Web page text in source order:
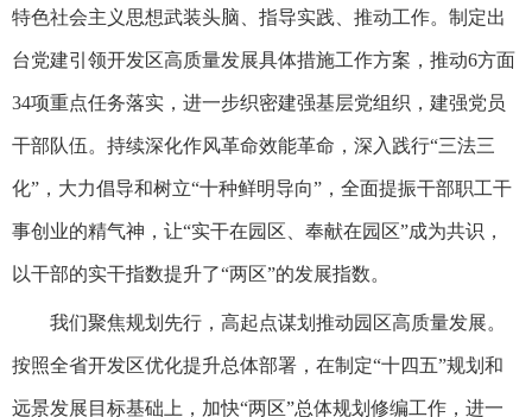
特色社会主义思想武装头脑、指导实践、推动工作。制定出
台党建引领开发区高质量发展具体措施工作方案，推动6方面
34项重点任务落实，进一步织密建强基层党组织，建强党员
干部队伍。持续深化作风革命效能革命，深入践行“三法三
化”，大力倡导和树立“十种鲜明导向”，全面提振干部职工干
事创业的精气神，让“实干在园区、奉献在园区”成为共识，
以干部的实干指数提升了“两区”的发展指数。
我们聚焦规划先行，高起点谋划推动园区高质量发展。
按照全省开发区优化提升总体部署，在制定“十四五”规划和
远景发展目标基础上，加快“两区”总体规划修编工作，进一